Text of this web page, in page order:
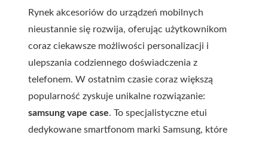
Rynek akcesoriów do urządzeń mobilnych
nieustannie się rozwija, oferując użytkownikom
coraz ciekawsze możliwości personalizacji i
ulepszania codziennego doświadczenia z
telefonem. W ostatnim czasie coraz większą
popularność zyskuje unikalne rozwiązanie:
samsung vape case. To specjalistyczne etui
dedykowane smartfonom marki Samsung, które